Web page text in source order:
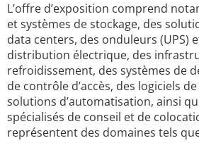
L’offre d’exposition comprend
et systèmes de stockage, des
data centers, des onduleurs (UPS)
distribution électrique, des
refroidissement, des systèmes de
de contrôle d’accès, des logiciels
solutions d’automatisation, ainsi
spécialisés de conseil et de
représentent des domaines tels